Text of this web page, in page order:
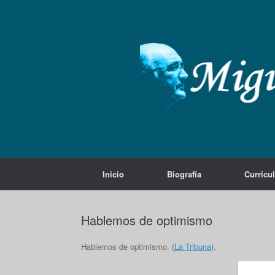
Inicio Biografía
Hablemos de optimismo
Hablemos de optimismo. (La Tribuna).